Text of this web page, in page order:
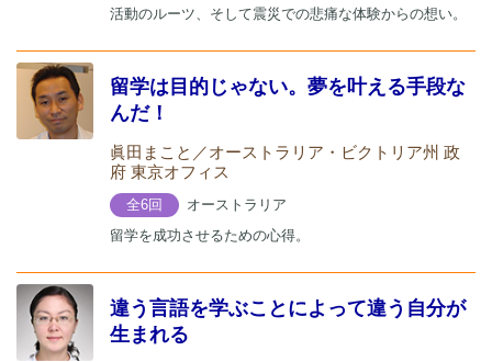
活動のルーツ、そして震災での悲痛な体験からの想い。
留学は目的じゃない。夢を叶える手段な
んだ！
眞田まこと／オーストラリア・ビクトリア州 政
府 東京オフィス
全6回
オーストラリア
留学を成功させるための心得。
違う言語を学ぶことによって違う自分が
生まれる